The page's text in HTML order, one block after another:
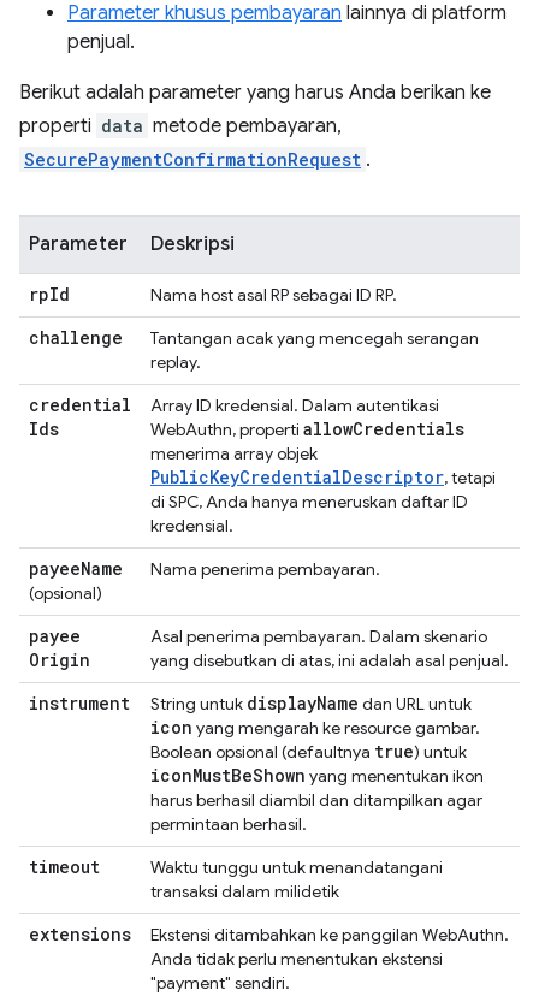
Parameter khusus pembayaran lainnya di platform
penjual.
Berikut adalah parameter yang harus Anda berikan ke
properti data metode pembayaran,
SecurePaymentConfirmationRequest .
Parameter Deskripsi
rpId Nama host asal RP sebagai ID RP.
challenge
Tantangan acak yang mencegah serangan
replay.
credential
Ids
Array ID kredensial. Dalam autentikasi
WebAuthn, properti allowCredentials
menerima array objek
PublicKeyCredentialDescriptor, tetapi
di SPC, Anda hanya meneruskan daftar ID
kredensial.
payeeName
(opsional)
Nama penerima pembayaran.
payee
Origin
Asal penerima pembayaran. Dalam skenario
yang disebutkan di atas, ini adalah asal penjual.
instrument String untuk displayName dan URL untuk
icon yang mengarah ke resource gambar.
Boolean opsional (defaultnya true) untuk
iconMustBeShown yang menentukan ikon
harus berhasil diambil dan ditampilkan agar
permintaan berhasil.
timeout
Waktu tunggu untuk menandatangani
transaksi dalam milidetik
extensions
Ekstensi ditambahkan ke panggilan WebAuthn.
Anda tidak perlu menentukan ekstensi
"payment" sendiri.